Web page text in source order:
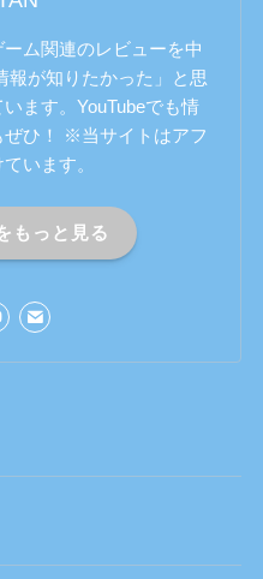
ム関連のレビューを中
報が知りたかった」と思
ます。YouTubeでも情
ひ！ ※当サイトはアフ
います。
もっと見る